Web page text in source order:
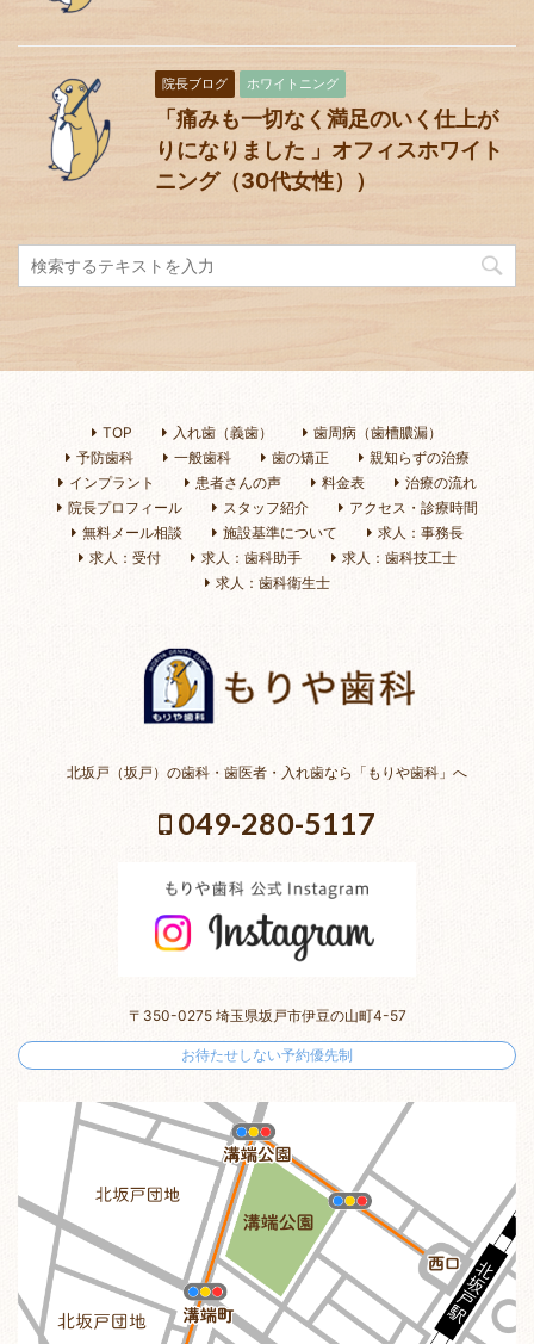
院長ブログ ホワイトニング
「痛みも一切なく満足のいく仕上が
りになりました 」オフィスホワイト
ニング（30代女性））
TOP 入れ歯（義歯）
歯周病（歯槽膿漏）
予防歯科
一般歯科 歯の矯正
親知らずの治療
インプラント
患者さんの声 料金表
治療の流れ
院長プロフィール
スタッフ紹介
アクセス・診療時間
無料メール相談
施設基準について
求人：事務長
求人：受付
求人：歯科助手
求人：歯科技工士
求人：歯科衛生士
北坂戸（坂戸）の歯科・歯医者・入れ歯なら「もりや歯科」へ
049-280-5117
〒350-0275 埼玉県坂戸市伊豆の山町4-57
お待たせしない予約優先制